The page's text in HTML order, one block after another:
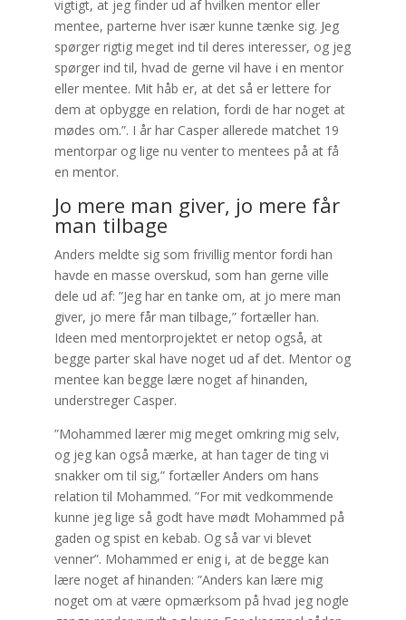
vigtigt, at jeg finder ud af hvilken mentor eller
mentee, parterne hver især kunne tænke sig. Jeg
spørger rigtig meget ind til deres interesser, og jeg
spørger ind til, hvad de gerne vil have i en mentor
eller mentee. Mit håb er, at det så er lettere for
dem at opbygge en relation, fordi de har noget at
mødes om.”. I år har Casper allerede matchet 19
mentorpar og lige nu venter to mentees på at få
en mentor.
Jo mere man giver, jo mere får
man tilbage
Anders meldte sig som frivillig mentor fordi han
havde en masse overskud, som han gerne ville
dele ud af: ”Jeg har en tanke om, at jo mere man
giver, jo mere får man tilbage,” fortæller han.
Ideen med mentorprojektet er netop også, at
begge parter skal have noget ud af det. Mentor og
mentee kan begge lære noget af hinanden,
understreger Casper.
”Mohammed lærer mig meget omkring mig selv,
og jeg kan også mærke, at han tager de ting vi
snakker om til sig,” fortæller Anders om hans
relation til Mohammed. ”For mit vedkommende
kunne jeg lige så godt have mødt Mohammed på
gaden og spist en kebab. Og så var vi blevet
venner”. Mohammed er enig i, at de begge kan
lære noget af hinanden: ”Anders kan lære mig
noget om at være opmærksom på hvad jeg nogle